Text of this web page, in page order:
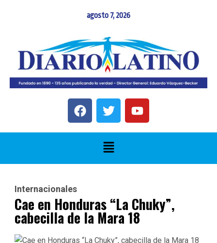
agosto 7, 2026
Internacionales
Cae en Honduras “La Chuky”,
cabecilla de la Mara 18